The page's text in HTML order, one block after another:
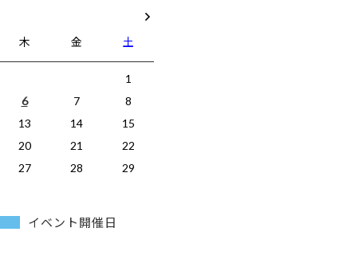
木 金 土
1
6 7
8
13 14
15
20 21
22
27 28
29
イベント開催日